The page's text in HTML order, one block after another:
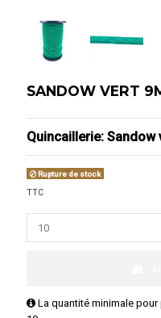
SANDOW VERT
Quincaillerie: Sandow
Rupture de stock
TTC
La quantité minimale